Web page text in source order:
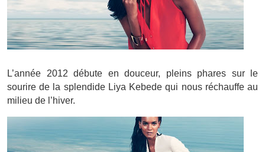
L’année 2012 débute en douceur, pleins phares sur le
sourire de la splendide Liya Kebede qui nous réchauffe au
milieu de l’hiver.